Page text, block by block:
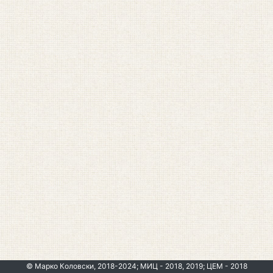
© Марко Коловски, 2018-2024; МИЦ - 2018, 2019; ЦЕМ - 2018